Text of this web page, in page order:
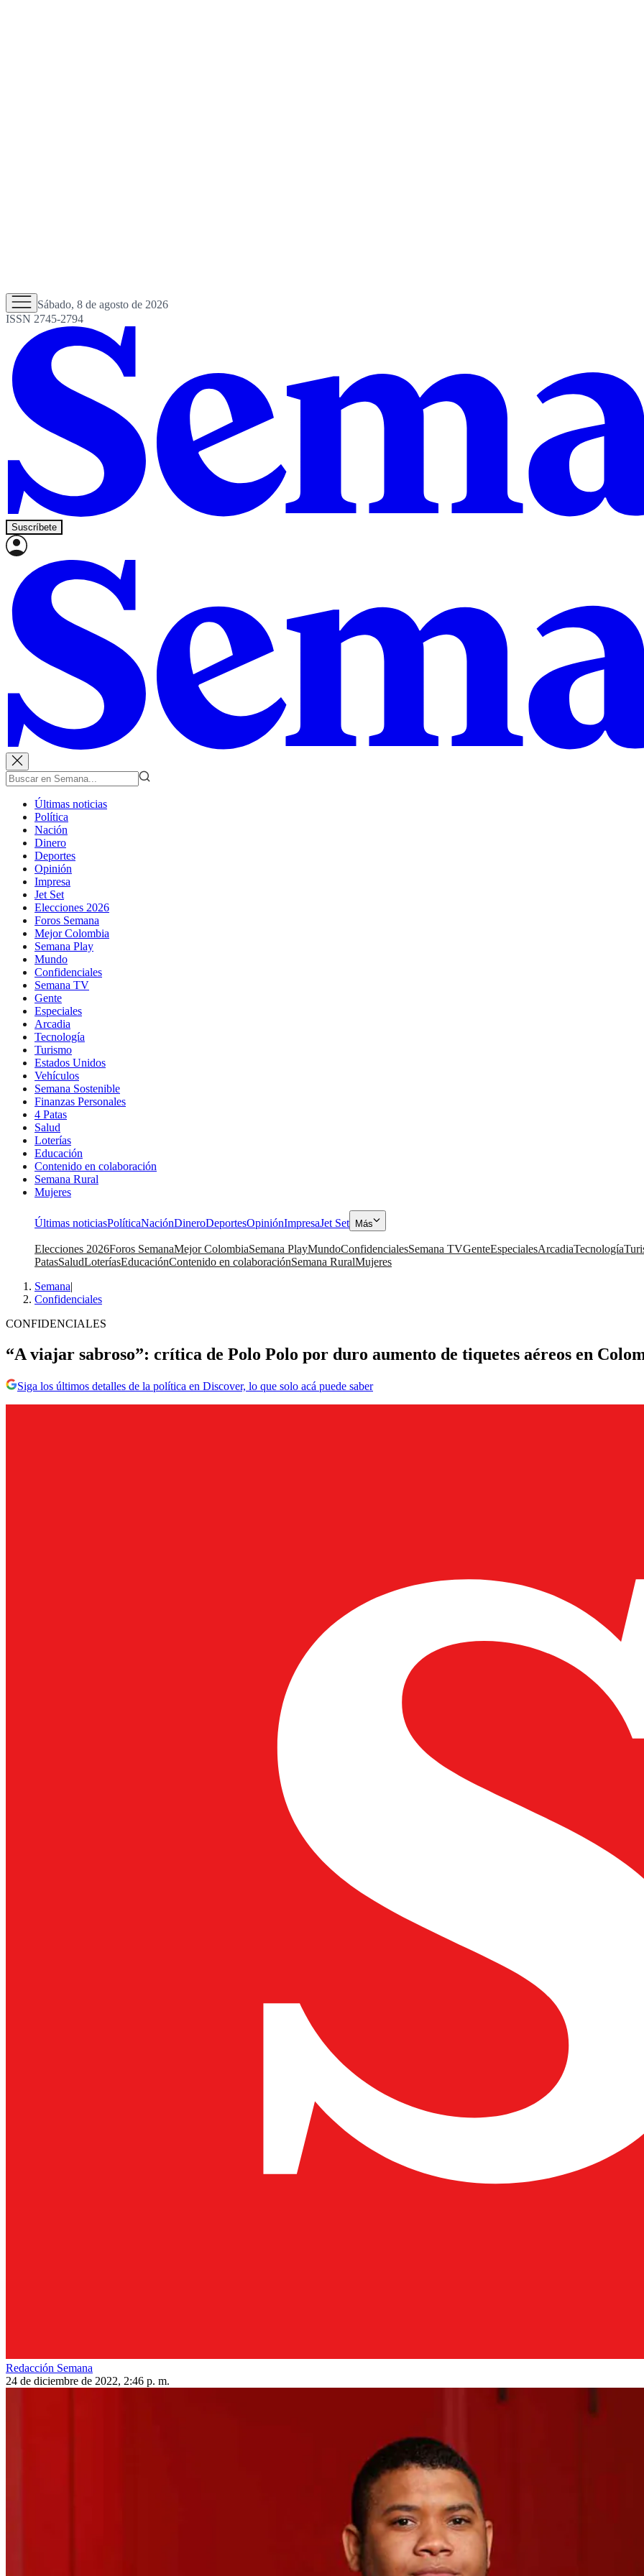
Sábado, 8 de agosto de 2026
ISSN 2745-2794
Suscríbete
Últimas noticias
Política
Nación
Dinero
Deportes
Opinión
Impresa
Jet Set
Elecciones 2026
Foros Semana
Mejor Colombia
Semana Play
Mundo
Confidenciales
Semana TV
Gente
Especiales
Arcadia
Tecnología
Turismo
Estados Unidos
Vehículos
Semana Sostenible
Finanzas Personales
4 Patas
Salud
Loterías
Educación
Contenido en colaboración
Semana Rural
Mujeres
Últimas noticiasPolíticaNaciónDineroDeportesOpiniónImpresaJet Set Más
Elecciones 2026Foros SemanaMejor ColombiaSemana PlayMundoConfidencialesSemana TVGenteEspecialesArcadiaTecnología
PatasSaludLoteríasEducaciónContenido en colaboraciónSemana RuralMujeres
Semana|
Confidenciales
CONFIDENCIALES
“A viajar sabroso”: crítica de Polo Polo por duro aumento de tiquetes aéreos en
Siga los últimos detalles de la política en Discover, lo que solo acá puede saber
Redacción Semana
24 de diciembre de 2022, 2:46 p. m.